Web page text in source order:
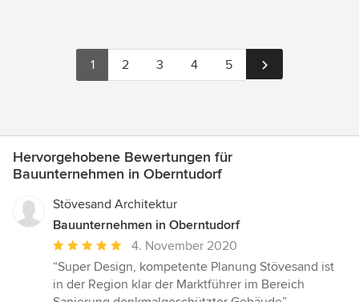
1 2 3 4 5
Hervorgehobene Bewertungen für
Bauunternehmen in Oberntudorf
Stövesand Architektur
Bauunternehmen in Oberntudorf
Durchschnittliche
Bewertung:
5
von
4. November 2020
“Super Design, kompetente Planung Stövesand ist
in der Region klar der Marktführer im Bereich